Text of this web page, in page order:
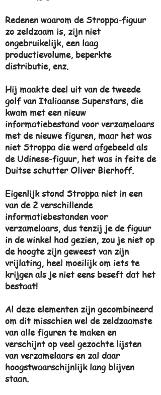
Redenen waarom de Stroppa-figuur
zo zeldzaam is, zijn niet
ongebruikelijk, een laag
productievolume, beperkte
distributie, enz.
Hij maakte deel uit van de tweede
golf van Italiaanse Superstars, die
kwam met een nieuw
informatiebestand voor verzamelaars
met de nieuwe figuren, maar het was
niet Stroppa die werd afgebeeld als
de Udinese-figuur, het was in feite de
Duitse schutter Oliver Bierhoff.
Eigenlijk stond Stroppa niet in een
van de 2 verschillende
informatiebestanden voor
verzamelaars, dus tenzij je de figuur
in de winkel had gezien, zou je niet op
de hoogte zijn geweest van zijn
vrijlating, heel moeilijk om iets te
krijgen als je niet eens beseft dat het
bestaat!
Al deze elementen zijn gecombineerd
om dit misschien wel de zeldzaamste
van alle figuren te maken en
verschijnt op veel gezochte lijsten
van verzamelaars en zal daar
hoogstwaarschijnlijk lang blijven
staan.